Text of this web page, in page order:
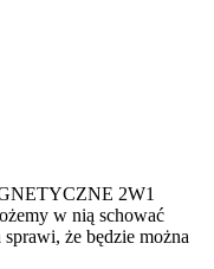
2W1
w nią schować
że będzie można